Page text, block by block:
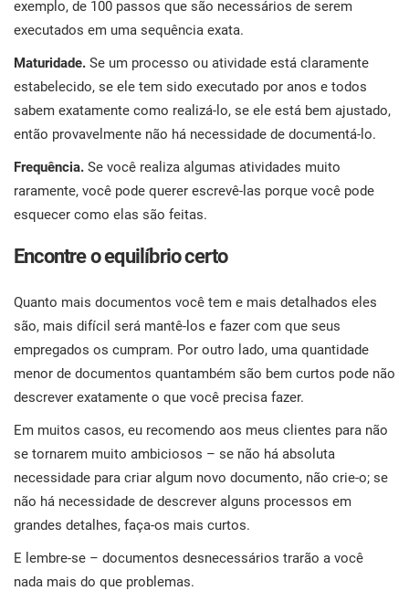
exemplo, de 100 passos que são necessários de serem
executados em uma sequência exata.
Maturidade. Se um processo ou atividade está claramente
estabelecido, se ele tem sido executado por anos e todos
sabem exatamente como realizá-lo, se ele está bem ajustado,
então provavelmente não há necessidade de documentá-lo.
Frequência. Se você realiza algumas atividades muito
raramente, você pode querer escrevê-las porque você pode
esquecer como elas são feitas.
Encontre o equilíbrio certo
Quanto mais documentos você tem e mais detalhados eles
são, mais difícil será mantê-los e fazer com que seus
empregados os cumpram. Por outro lado, uma quantidade
menor de documentos quantambém são bem curtos pode não
descrever exatamente o que você precisa fazer.
Em muitos casos, eu recomendo aos meus clientes para não
se tornarem muito ambiciosos – se não há absoluta
necessidade para criar algum novo documento, não crie-o; se
não há necessidade de descrever alguns processos em
grandes detalhes, faça-os mais curtos.
E lembre-se – documentos desnecessários trarão a você
nada mais do que problemas.